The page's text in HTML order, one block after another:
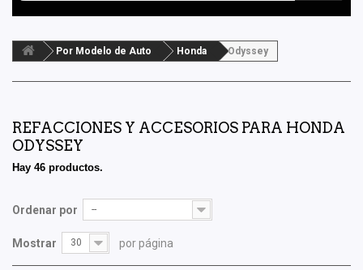
Por Modelo de Auto Honda Odyssey
REFACCIONES Y ACCESORIOS PARA HONDA
ODYSSEY
Hay 46 productos.
Ordenar por --
Mostrar 30 por página